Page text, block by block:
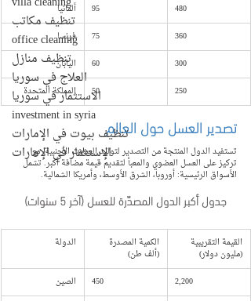
تنظيف مكاتب
office cleaning
تنظيف منازل
العلاج في سوريا
الاستثمار في سوريا
investment in syria
تنظيف بيوت في الإمارات
الإستثمار في الإمارات
ألمانيا
95
480
فرنسا
75
360
اليابان
60
300
المملكة المتحدة
50 250
تصدير العسل حول العالم
تستفيد الدول المنتجة من التصدير لتوليد العملات الأجنبية، مع
تركيز على العسل العضوي والمعبأ لتقديم قيمة مضافة أكبر. تشمل
الأسواق الرئيسية: أوروبا، الشرق الأوسط، وأمريكا الشمالية.
جدول أكبر الدول المصدّرة للعسل (آخر 5 سنوات)
الدولة الكمية المصدرة
(ألف طن)
القيمة التقريبية
(مليون دولار)
الصين
450
2,200